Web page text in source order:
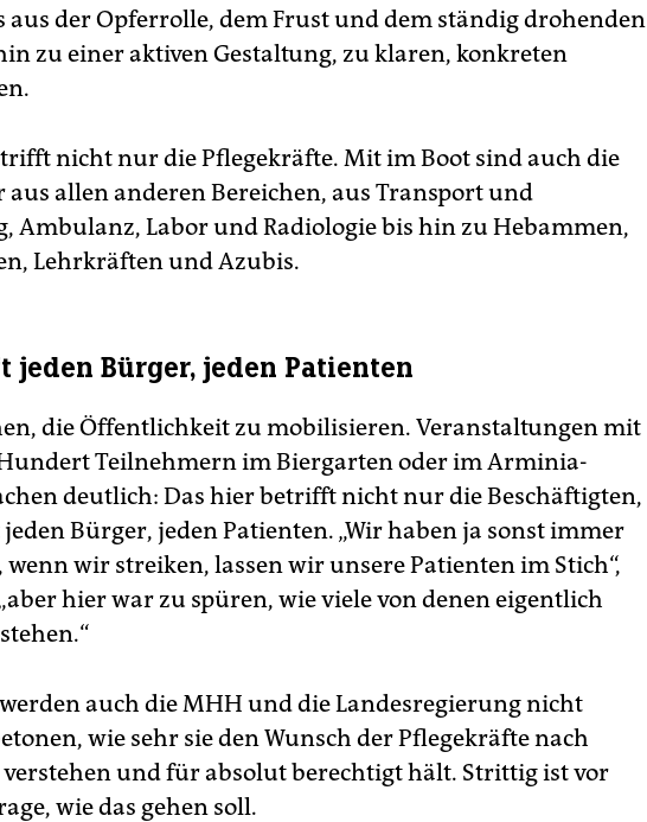
aus der Opferrolle, dem Frust und dem ständig drohenden
zu einer aktiven Gestaltung, zu klaren, konkreten
nicht nur die Pflegekräfte. Mit im Boot sind auch die
allen anderen Bereichen, aus Transport und
Ambulanz, Labor und Radiologie bis hin zu Hebammen,
Lehrkräften und Azubis.
jeden Bürger, jeden Patienten
die Öffentlichkeit zu mobilisieren. Veranstaltungen mit
Teilnehmern im Biergarten oder im Arminia-
deutlich: Das hier betrifft nicht nur die Beschäftigten,
Bürger, jeden Patienten. „Wir haben ja sonst immer
wenn wir streiken, lassen wir unsere Patienten im Stich“,
hier war zu spüren, wie viele von denen eigentlich
auch die MHH und die Landesregierung nicht
wie sehr sie den Wunsch der Pflegekräfte nach
und für absolut berechtigt hält. Strittig ist vor
wie das gehen soll.